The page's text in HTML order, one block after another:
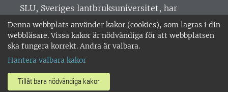
Denna webbplats använder kakor (cookies), som lagras i din
webbläsare. Vissa kakor är nödvändiga för att webbplatsen
ska fungera korrekt. Andra är valbara.
Hantera valbara kakor
Tillåt bara nödvändiga kakor
SLU, Sveriges lantbruksuniversitet, har
verksamhet över hela Sverige. Huvudorter är
Alnarp, Uppsala och Umeå.SLU är
miljöcertifierat enligt ISO 14001. •
018-67 10 00 • Org nr: 202100-2817 •
Om SLU:s webbplatser